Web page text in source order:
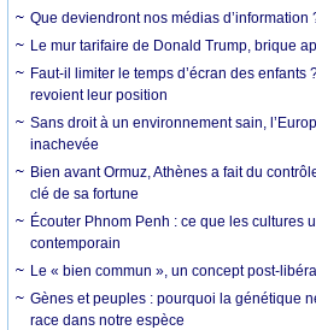
Que deviendront nos médias d’information
Le mur tarifaire de Donald Trump, brique
Faut-il limiter le temps d’écran des
revoient leur position
Sans droit à un environnement sain,
inachevée
Bien avant Ormuz, Athènes a fait du
clé de sa fortune
Écouter Phnom Penh : ce que les cultures
contemporain
Le « bien commun », un concept post-
Gènes et peuples : pourquoi la génétique
race dans notre espèce